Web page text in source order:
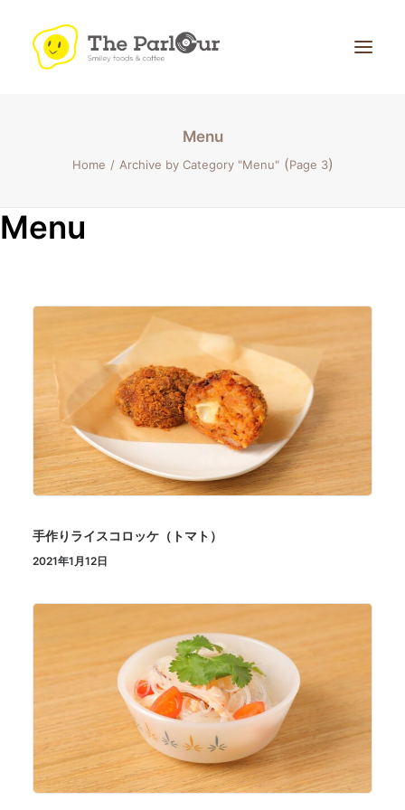
Menu
Home Archive by Category "Menu"(Page 3)
Menu
手作りライスコロッケ（トマト）
2021年1月12日